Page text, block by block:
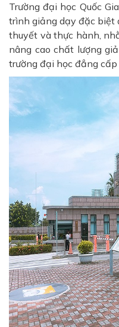
Trường đại học Quốc
trình giảng dạy đặc biệt
thuyết và thực hành,
nâng cao chất lượng
trường đại học đẳng cấp